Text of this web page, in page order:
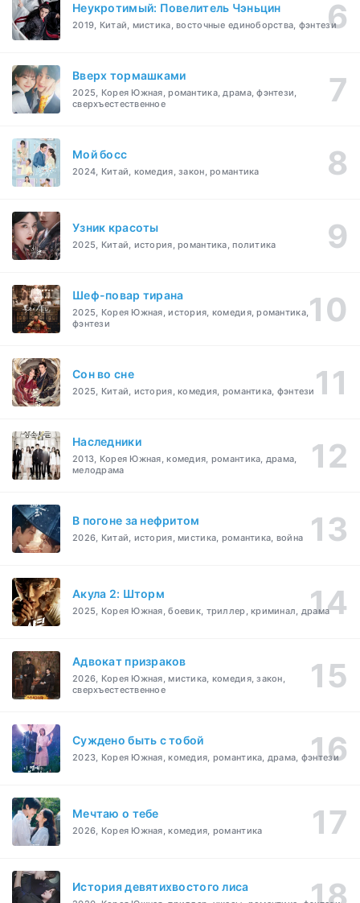
Неукротимый: Повелитель Чэньцин
2019, Китай, мистика, восточные единоборства, фэнтези
Вверх тормашками
2025, Корея Южная, романтика, драма, фэнтези,
сверхъестественное
Мой босс
2024, Китай, комедия, закон, романтика
Узник красоты
2025, Китай, история, романтика, политика
Шеф-повар тирана
2025, Корея Южная, история, комедия, романтика,
фэнтези
Cон во сне
2025, Китай, история, комедия, романтика, фэнтези
Наследники
2013, Корея Южная, комедия, романтика, драма,
мелодрама
В погоне за нефритом
2026, Китай, история, мистика, романтика, война
Акула 2: Шторм
2025, Корея Южная, боевик, триллер, криминал, драма
Адвокат призраков
2026, Корея Южная, мистика, комедия, закон,
сверхъестественное
Суждено быть с тобой
2023, Корея Южная, комедия, романтика, драма, фэнтези
Мечтаю о тебе
2026, Корея Южная, комедия, романтика
История девятихвостого лиса